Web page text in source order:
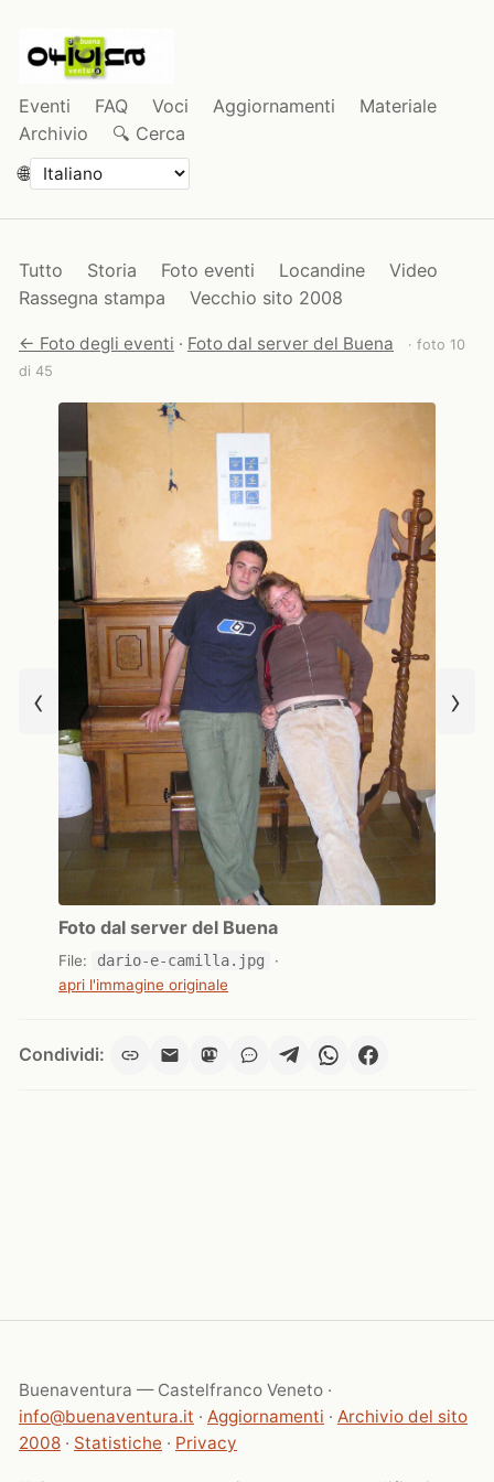
Eventi FAQ Voci Aggiornamenti
Materiale
Archivio
🔍 Cerca
🌐
Tutto Storia Foto eventi Locandine
Video
Rassegna stampa
Vecchio sito 2008
← Foto degli eventi · Foto dal server del Buena
· foto 10
di 45
‹
Foto dal server del Buena
File: dario-e-camilla.jpg
·
apri l'immagine originale
›
Condividi:
Buenaventura — Castelfranco Veneto ·
info@buenaventura.it · Aggiornamenti · Archivio del sito
2008 · Statistiche · Privacy